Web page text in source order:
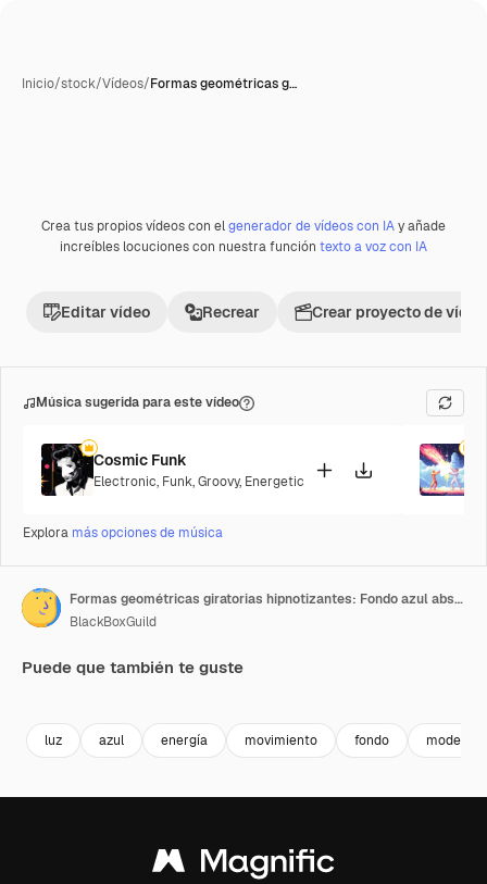
Inicio/stock/Vídeos/Formas geométricas g…
Premium
Crea tus propios vídeos con elgenerador de vídeos con IAy añade
increíbles locuciones con nuestra función texto a voz con IA
Editar vídeo Recrear Crear proyecto de vídeo
Música sugerida para este vídeo
Cosmic Funk
Electronic, Funk,Groovy, Energetic
Explora más opciones de música
Formas geométricas giratorias hipnotizantes: Fondo azul abstracto con triángulos giratorios - Elemento de diseño moderno para gráficos en movimiento vibrantes y efectos visuales en resolución 4K
BlackBoxGuild
Puede que también te guste
luz azul energía movimiento fondo moderno